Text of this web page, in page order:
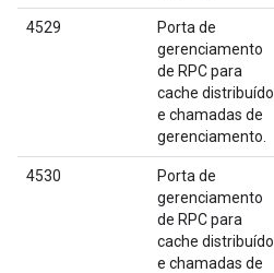
4529
Porta de
gerenciamento
de RPC para
cache distribuído
e chamadas de
gerenciamento.
4530
Porta de
gerenciamento
de RPC para
cache distribuído
e chamadas de